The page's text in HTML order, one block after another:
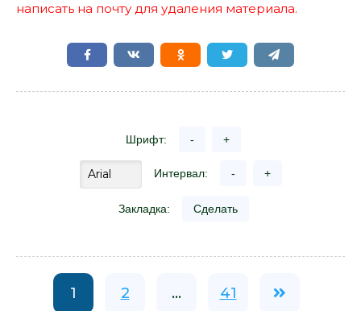
написать на почту для удаления материала.
Шрифт: - +
Интервал: - +
Закладка: Сделать
1 2 ... 41